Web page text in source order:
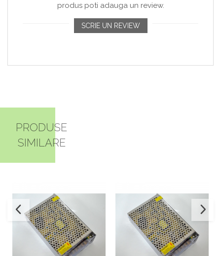
produs poti adauga un review.
SCRIE UN REVIEW
PRODUSE
SIMILARE